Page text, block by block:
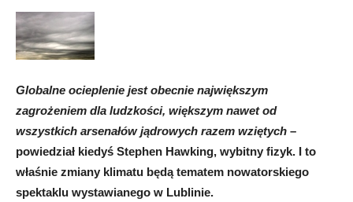
Globalne ocieplenie jest obecnie największym
zagrożeniem dla ludzkości, większym nawet od
wszystkich arsenałów jądrowych razem wziętych –
powiedział kiedyś Stephen Hawking, wybitny fizyk. I to
właśnie zmiany klimatu będą tematem nowatorskiego
spektaklu wystawianego w Lublinie.